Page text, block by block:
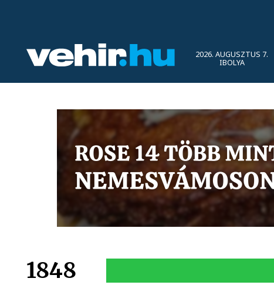
2026. AUGUSZTUS 7.
IBOLYA
1848